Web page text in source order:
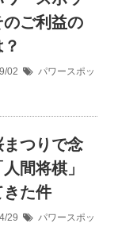
のご利益の
02
パワースポッ
まつりで念
間将棋」
きた件
29
パワースポッ